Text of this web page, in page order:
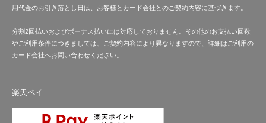
用代金のお引き落とし日は、お客様とカード会社とのご契約内容に基づきます。
分割2回払いおよびボーナス払いには対応しておりません。その他のお支払い回数
やご利用条件につきましては、ご契約内容により異なりますので、詳細はご利用の
カード会社へお問い合わせください。
楽天ペイ